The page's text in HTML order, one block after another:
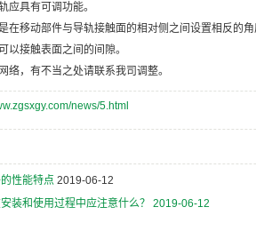
应具有可调功能。
在移动部件与导轨接触面的相对侧之间设置相反的
以接触表面之间的间隙。
络，有不当之处请联系我司调整。
news/5.html
性能特点 2019-06-12
装和使用过程中应注意什么？ 2019-06-12